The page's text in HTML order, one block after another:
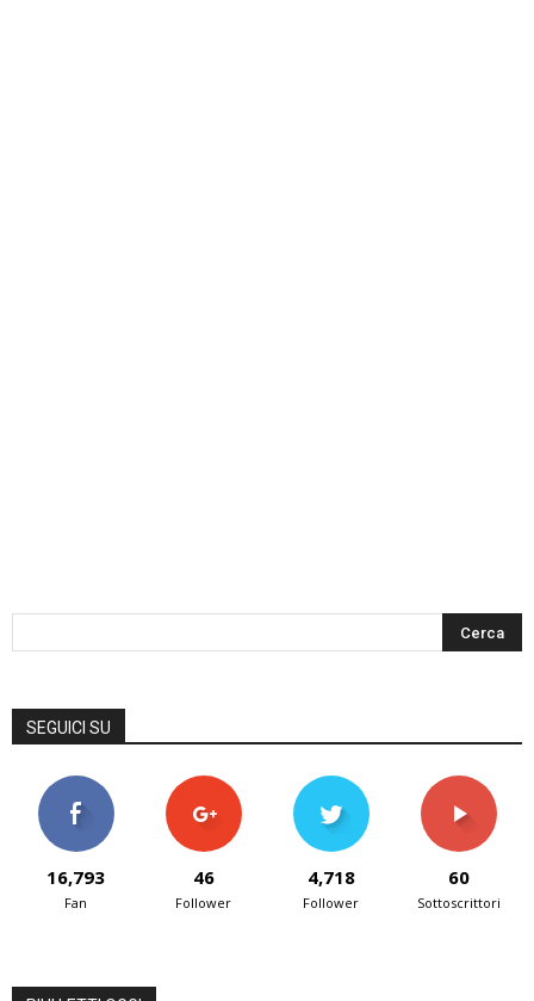
SEGUICI SU
16,793
Fan
46
Follower
4,718
Follower
60
Sottoscrittori